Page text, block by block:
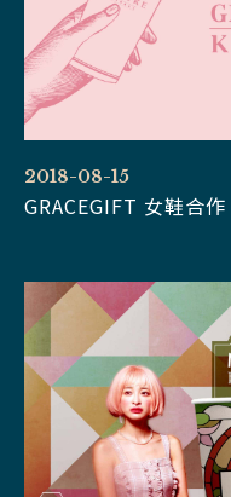
2018-08-15
GRACEGIFT 女鞋合